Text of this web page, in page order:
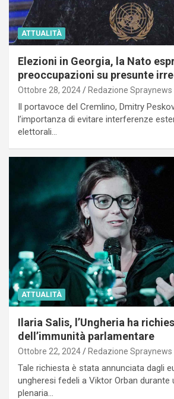
ATTUALITÀ
Elezioni in Georgia, la Nato
preoccupazioni su presunte
Ottobre 28, 2024 Redazione Spraynews
Il portavoce del Cremlino, Dmitry
l’importanza di evitare interferenze
elettorali…
ATTUALITÀ
Ilaria Salis, l’Ungheria ha
dell’immunità parlamentare
Ottobre 22, 2024 Redazione Spraynews
Tale richiesta è stata annunciata dagli
ungheresi fedeli a Viktor Orban durante
plenaria…